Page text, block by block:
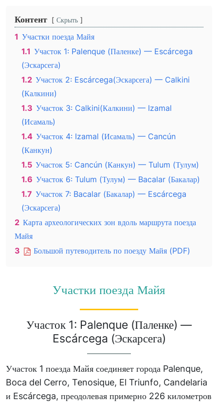
Контент Скрыть
1 Участки поезда Майя
1.1 Участок 1: Palenque (Паленке) — Escárcega
(Эскарсега)
1.2 Участок 2: Escárcega(Эскарсега) — Calkini
(Калкини)
1.3 Участок 3: Calkini(Калкини) — Izamal
(Исамаль)
1.4 Участок 4: Izamal (Исамаль) — Cancún
(Канкун)
1.5 Участок 5: Cancún (Канкун) — Tulum (Тулум)
1.6 Участок 6: Tulum (Тулум) — Bacalar (Бакалар)
1.7 Участок 7: Bacalar (Бакалар) — Escárcega
(Эскарсега)
2 Карта археологических зон вдоль маршрута поезда
Майя
3
Большой путеводитель по поезду Майя (PDF)
Участки поезда Майя
Участок 1: Palenque (Паленке) —
Escárcega (Эскарсега)
Участок 1 поезда Майя соединяет города Palenque,
Boca del Cerro, Tenosique, El Triunfo, Candelaria
и Escárcega, преодолевая примерно 226 километров